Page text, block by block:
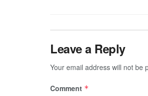
Leave a Reply
Your email address will not be
Comment *